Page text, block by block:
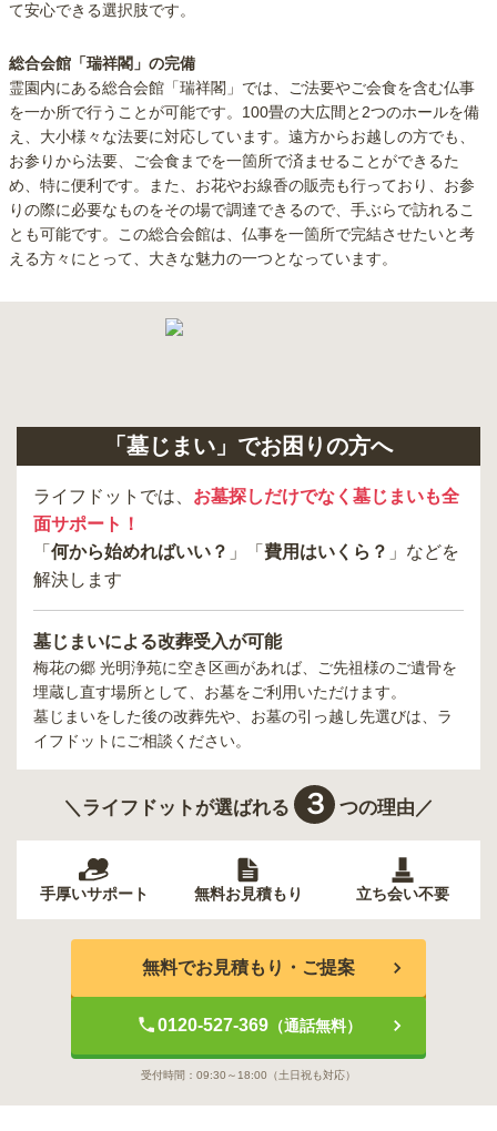
て安心できる選択肢です。
総合会館「瑞祥閣」の完備
霊園内にある総合会館「瑞祥閣」では、ご法要やご会食を含む仏事
を一か所で行うことが可能です。100畳の大広間と2つのホールを備
え、大小様々な法要に対応しています。遠方からお越しの方でも、
お参りから法要、ご会食までを一箇所で済ませることができるた
め、特に便利です。また、お花やお線香の販売も行っており、お参
りの際に必要なものをその場で調達できるので、手ぶらで訪れるこ
とも可能です。この総合会館は、仏事を一箇所で完結させたいと考
える方々にとって、大きな魅力の一つとなっています。
「墓じまい」でお困りの方へ
ライフドットでは、 お墓探しだけでなく墓じまいも全
面サポート！
「 何から始めればいい？ 」「 費用はいくら？ 」などを
解決します
墓じまいによる改葬受入が可能
梅花の郷 光明浄苑に空き区画があれば、ご先祖様のご遺骨を
埋蔵し直す場所として、お墓をご利用いただけます。
墓じまいをした後の改葬先や、お墓の引っ越し先選びは、ラ
イフドットにご相談ください。
＼ライフドットが選ばれる ３ つの理由／
手厚いサポート 無料お見積もり 立ち会い不要
無料でお見積もり・ご提案
0120-527-369（通話無料）
受付時間： 09:30～18:00 （土日祝も対応）